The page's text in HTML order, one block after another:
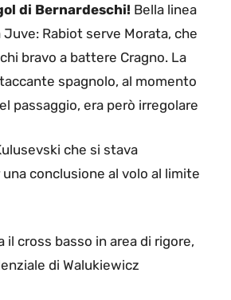
di Bernardeschi! Bella linea
Rabiot serve Morata, che
bravo a battere Cragno. La
spagnolo, al momento
passaggio, era però irregolare
che si stava
conclusione al volo al limite
il cross basso in area di rigore,
di Walukiewicz